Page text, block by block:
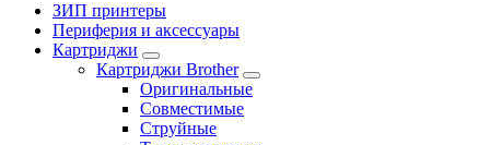
ЗИП принтеры
Периферия и аксессуары
Картриджи
Картриджи Brother
Оригинальные
Совместимые
Струйные